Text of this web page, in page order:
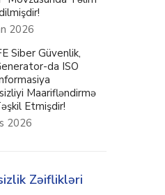
2026
Siber Güvenlik,
da ISO
Maarifləndirmə
Etmişdir!
2026
Zəiflikləri